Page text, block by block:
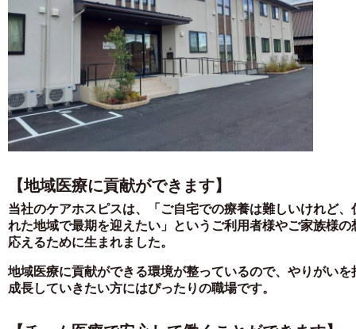
【地域医療に貢献ができます】
当社のケアホスピスは、「ご自宅での療養は難しいけれど、
れた地域で最期を迎えたい」というご利用者様やご家族様の
応えるために生まれました。
地域医療に貢献ができる環境が整っているので、やりがいを
成長していきたい方にはぴったりの職場です。